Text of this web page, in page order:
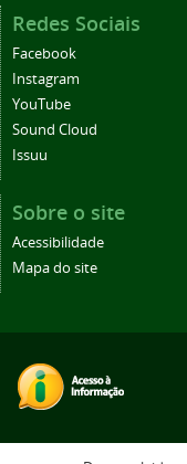
Redes Sociais
Facebook
Instagram
YouTube
Sound Cloud
Issuu
Sobre o site
Acessibilidade
Mapa do site